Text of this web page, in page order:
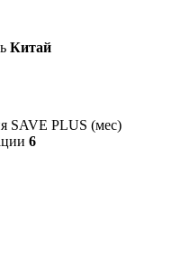
Китай
SAVE PLUS (мес)
6